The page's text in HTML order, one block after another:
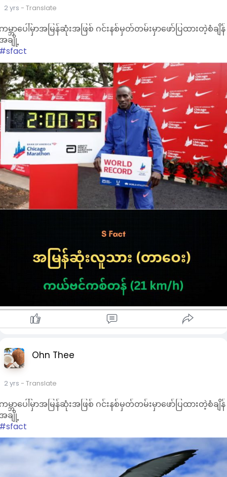
2 yrs - Translate
မ္ဘာပေါ်မှာအမြန်ဆုံးအဖြစ် ဂင်းနစ်မှတ်တမ်းမှာဖော်ပြထားတဲ့စံချိန်
ချို့
Ohn Thee
2 yrs - Translate
မ္ဘာပေါ်မှာအမြန်ဆုံးအဖြစ် ဂင်းနစ်မှတ်တမ်းမှာဖော်ပြထားတဲ့စံချိန်
ချို့